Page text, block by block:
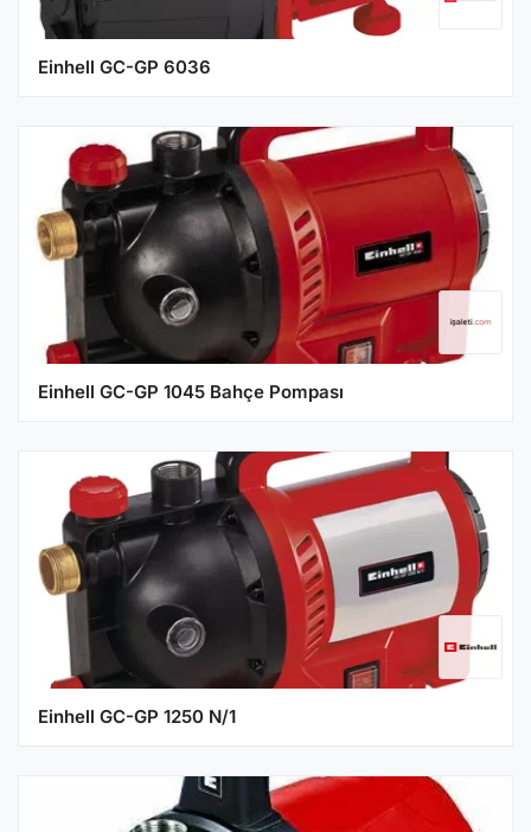
Einhell GC-GP 6036
Einhell GC-GP 1045 Bahçe Pompası
Einhell GC-GP 1250 N/1